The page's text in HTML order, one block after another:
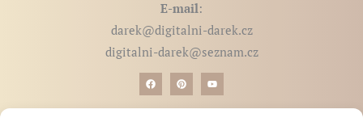
E-mail:
darek@digitalni-darek.cz
digitalni-darek@seznam.cz